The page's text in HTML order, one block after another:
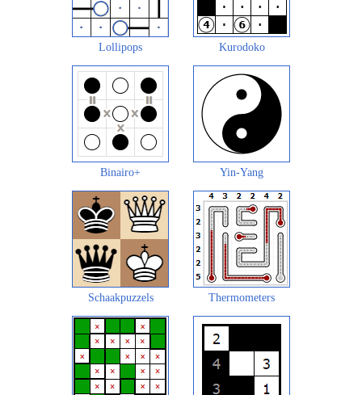
Lollipops Kurodoko
Binairo+ Yin-Yang
Schaakpuzzels Thermometers